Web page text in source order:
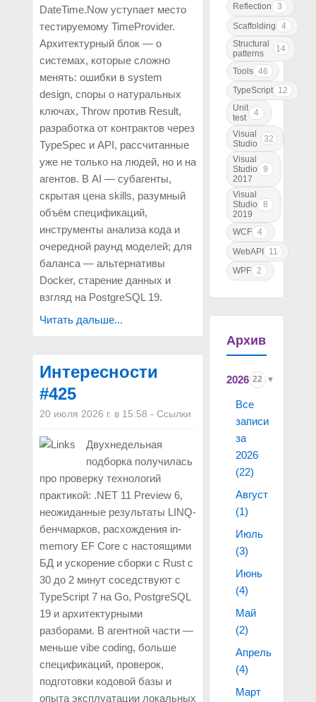
DateTime.Now уступает место
тестируемому TimeProvider.
Архитектурный блок — о
системах, которые сложно
менять: ошибки в system
design, споры о натуральных
ключах, Throw против Result,
разработка от контрактов через
TypeSpec и API, рассчитанные
уже не только на людей, но и на
агентов. В AI — субагенты,
скрытая цена skills, разумный
объём спецификаций,
инструменты анализа кода и
очередной раунд моделей; для
баланса — альтернативы
Docker, старение данных и
взгляд на PostgreSQL 19.
Читать дальше...
Интересности
#425
20 июля 2026 г. в 15:58 - Ссылки
Двухнедельная
подборка получилась
про проверку технологий
практикой: .NET 11 Preview 6,
неожиданные результаты LINQ-
бенчмарков, расхождения in-
memory EF Core с настоящими
БД и ускорение сборки с Rust с
30 до 2 минут соседствуют с
TypeScript 7 на Go, PostgreSQL
19 и архитектурными
разборами. В агентной части —
меньше vibe coding, больше
спецификаций, проверок,
подготовки кодовой базы и
опыта эксплуатации локальных
Reflection
3
Scaffolding
4
Structural
patterns
14
Tools 46
TypeScript 12
Unit
test
4
Visual
Studio
32
Visual
Studio
2017
9
Visual
Studio
2019
8
WCF 4
WebAPI
11
WPF 2
Архив
2026 22
Все
записи
за
2026
(22)
Август
(1)
Июль
(3)
Июнь
(4)
Май
(2)
Апрель
(4)
Март